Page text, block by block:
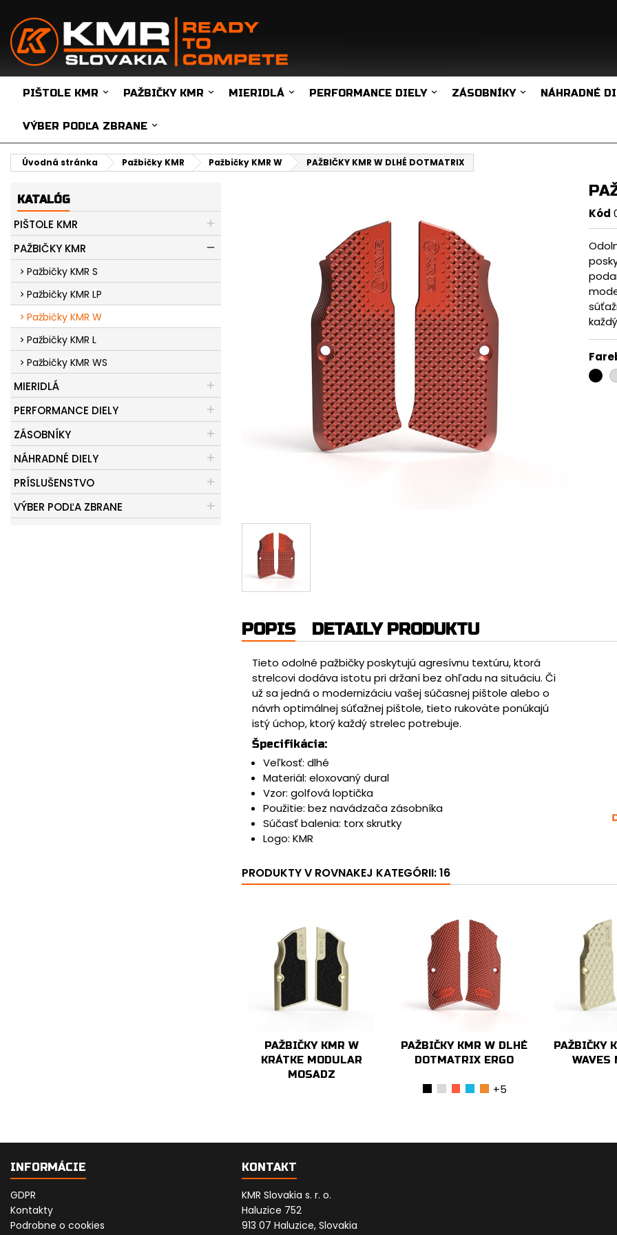
PIŠTOLE KMR PAŽBIČKY KMR MIERIDLÁ PERFORMANCE DIELY ZÁSOBNÍKY NÁHRADNÉ
VÝBER PODĽA ZBRANE
Úvodná stránka Pažbičky KMR Pažbičky KMR W PAŽBIČKY KMR W DLHÉ DOTMATRIX
KATALÓG
PIŠTOLE KMR
PAŽBIČKY KMR
Pažbičky KMR S
Pažbičky KMR LP
Pažbičky KMR W
Pažbičky KMR L
Pažbičky KMR WS
MIERIDLÁ
PERFORMANCE DIELY
ZÁSOBNÍKY
NÁHRADNÉ DIELY
PRÍSLUŠENSTVO
VÝBER PODĽA ZBRANE
Kód
POPIS DETAILY PRODUKTU
Tieto odolné pažbičky poskytujú agresívnu textúru, ktorá
strelcovi dodáva istotu pri držaní bez ohľadu na situáciu. Či
už sa jedná o modernizáciu vašej súčasnej pištole alebo o
návrh optimálnej súťažnej pištole, tieto rukoväte ponúkajú
istý úchop, ktorý každý strelec potrebuje.
Špecifikácia:
Veľkosť: dlhé
Materiál: eloxovaný dural
Vzor: golfová loptička
Použitie: bez navádzača zásobníka
Súčasť balenia: torx skrutky
Logo: KMR
PRODUKTY V ROVNAKEJ KATEGÓRII: 16
PAŽBIČKY KMR W
KRÁTKE MODULAR
MOSADZ
PAŽBIČKY KMR W DLHÉ
DOTMATRIX ERGO
čierna
strieborná
červená
modrá
oranžová
+5
PAŽBIČKY
WAVES
INFORMÁCIE
GDPR
Kontakty
Podrobne o cookies
KONTAKT
KMR Slovakia s. r. o.
Haluzice 752
913 07 Haluzice, Slovakia